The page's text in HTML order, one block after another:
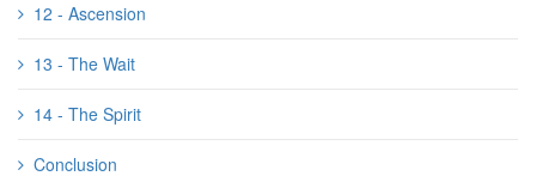
12 - Ascension
13 - The Wait
14 - The Spirit
Conclusion